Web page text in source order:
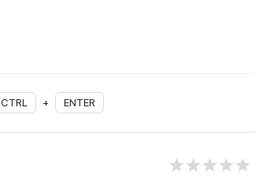
CTRL + ENTER